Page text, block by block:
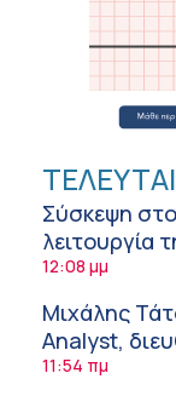
Σύσκεψη
λειτουργία
φαρμάκων
12:08 μμ
Μιχάλης
Analyst,
Ανάπτυξης
11:54 πμ